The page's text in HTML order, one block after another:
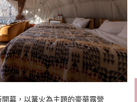
幕，以篝火為主題的豪華露營